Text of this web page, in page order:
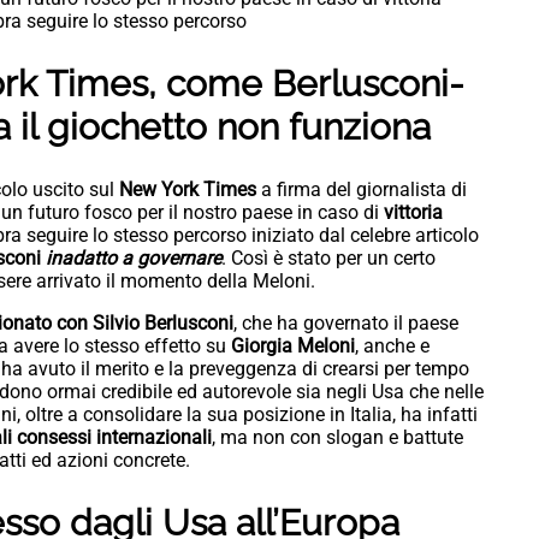
seguire lo stesso percorso
Times, come Berlusconi-
il giochetto non funziona
uscito sul New York Times a firma del giornalista di
un futuro fosco per il nostro paese in caso di vittoria
seguire lo stesso percorso iniziato dal celebre articolo
inadatto a governare. Così è stato per un certo
arrivato il momento della Meloni.
con Silvio Berlusconi, che ha governato il paese
avere lo stesso effetto su Giorgia Meloni, anche e
avuto il merito e la preveggenza di crearsi per tempo
ormai credibile ed autorevole sia negli Usa che nelle
oltre a consolidare la sua posizione in Italia, ha infatti
consessi internazionali, ma non con slogan e battute
ed azioni concrete.
dagli Usa all’Europa